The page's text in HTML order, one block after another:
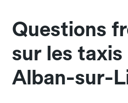
Questions
sur les
Alban-sur-